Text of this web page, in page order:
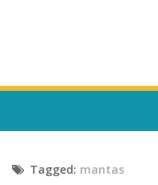
Escola, Institutos e
Tagged: mantas